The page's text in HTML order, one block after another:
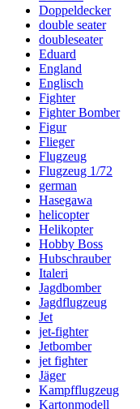
Doppeldecker
double seater
doubleseater
Eduard
England
Englisch
Fighter
Fighter Bomber
Figur
Flieger
Flugzeug
Flugzeug 1/72
german
Hasegawa
helicopter
Helikopter
Hobby Boss
Hubschrauber
Italeri
Jagdbomber
Jagdflugzeug
Jet
jet-fighter
Jetbomber
jet fighter
Jäger
Kampfflugzeug
Kartonmodell